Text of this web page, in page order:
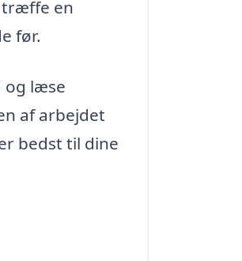
træffe en
før.
og læse
af arbejdet
bedst til dine